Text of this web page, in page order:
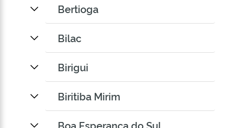
Bertioga
Bilac
Birigui
Biritiba Mirim
Boa Esperança do Sul